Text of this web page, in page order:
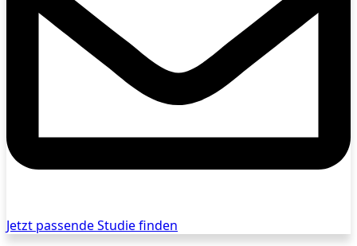
Jetzt passende Studie finden